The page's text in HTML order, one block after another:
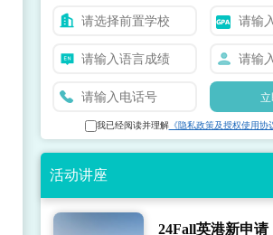
我已经阅读并理解《隐私政策及授权使用协
活动讲座